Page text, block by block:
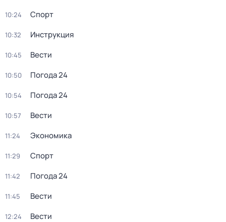
10:24 Спорт
10:32 Инструкция
10:45 Вести
10:50 Погода 24
10:54 Погода 24
10:57 Вести
11:24 Экономика
11:29 Спорт
11:42 Погода 24
11:45 Вести
12:24 Вести